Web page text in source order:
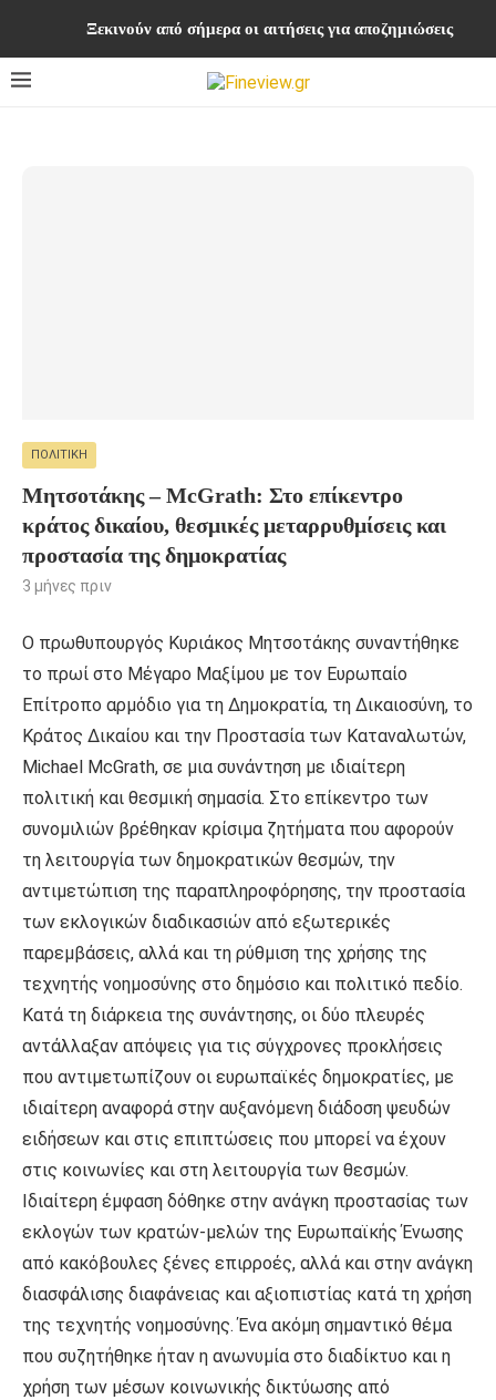
Ξεκινούν από σήμερα οι αιτήσεις για αποζημιώσεις
ΠΟΛΙΤΙΚΉ
Μητσοτάκης – McGrath: Στο επίκεντρο
κράτος δικαίου, θεσμικές μεταρρυθμίσεις και
προστασία της δημοκρατίας
3 μήνες πριν
Ο πρωθυπουργός Κυριάκος Μητσοτάκης συναντήθηκε
το πρωί στο Μέγαρο Μαξίμου με τον Ευρωπαίο
Επίτροπο αρμόδιο για τη Δημοκρατία, τη Δικαιοσύνη, το
Κράτος Δικαίου και την Προστασία των Καταναλωτών,
Michael McGrath, σε μια συνάντηση με ιδιαίτερη
πολιτική και θεσμική σημασία. Στο επίκεντρο των
συνομιλιών βρέθηκαν κρίσιμα ζητήματα που αφορούν
τη λειτουργία των δημοκρατικών θεσμών, την
αντιμετώπιση της παραπληροφόρησης, την προστασία
των εκλογικών διαδικασιών από εξωτερικές
παρεμβάσεις, αλλά και τη ρύθμιση της χρήσης της
τεχνητής νοημοσύνης στο δημόσιο και πολιτικό πεδίο.
Κατά τη διάρκεια της συνάντησης, οι δύο πλευρές
αντάλλαξαν απόψεις για τις σύγχρονες προκλήσεις
που αντιμετωπίζουν οι ευρωπαϊκές δημοκρατίες, με
ιδιαίτερη αναφορά στην αυξανόμενη διάδοση ψευδών
ειδήσεων και στις επιπτώσεις που μπορεί να έχουν
στις κοινωνίες και στη λειτουργία των θεσμών.
Ιδιαίτερη έμφαση δόθηκε στην ανάγκη προστασίας των
εκλογών των κρατών-μελών της Ευρωπαϊκής Ένωσης
από κακόβουλες ξένες επιρροές, αλλά και στην ανάγκη
διασφάλισης διαφάνειας και αξιοπιστίας κατά τη χρήση
της τεχνητής νοημοσύνης. Ένα ακόμη σημαντικό θέμα
που συζητήθηκε ήταν η ανωνυμία στο διαδίκτυο και η
χρήση των μέσων κοινωνικής δικτύωσης από